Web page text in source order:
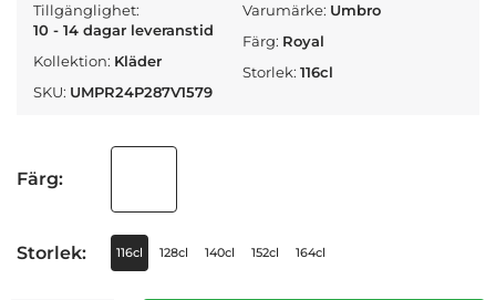
Tillgänglighet:
10 - 14 dagar leveranstid
Kollektion: Kläder
SKU: UMPR24P287V1579
Varumärke: Umbro
Färg: Royal
Storlek:116cl
Färg:
Storlek: 116cl 128cl 140cl 152cl 164cl